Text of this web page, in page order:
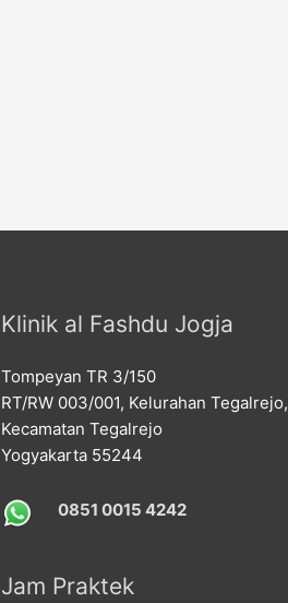
Klinik al Fashdu Jogja
Tompeyan TR 3/150
RT/RW 003/001, Kelurahan Tegalrejo,
Kecamatan Tegalrejo
Yogyakarta 55244
0851 0015 4242
Jam Praktek